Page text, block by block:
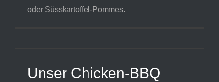
oder Süsskartoffel-Pommes.
Unser Chicken-BBQ